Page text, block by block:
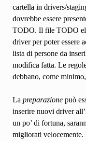
cartella in drivers/
dovrebbe essere
TODO. Il file TODO
driver per poter essere
lista di persone da
modifica fatta. Le
debbano, come
La preparazionepuò
inserire nuovi driver
un po’ di fortuna,
migliorati velocemente.